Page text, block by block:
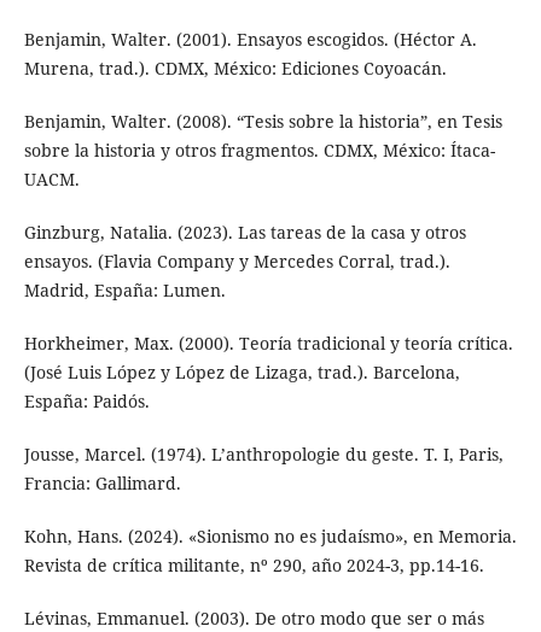
Benjamin, Walter. (2001). Ensayos escogidos. (Héctor A.
Murena, trad.). CDMX, México: Ediciones Coyoacán.
Benjamin, Walter. (2008). “Tesis sobre la historia”, en Tesis
sobre la historia y otros fragmentos. CDMX, México: Ítaca-
UACM.
Ginzburg, Natalia. (2023). Las tareas de la casa y otros
ensayos. (Flavia Company y Mercedes Corral, trad.).
Madrid, España: Lumen.
Horkheimer, Max. (2000). Teoría tradicional y teoría crítica.
(José Luis López y López de Lizaga, trad.). Barcelona,
España: Paidós.
Jousse, Marcel. (1974). L’anthropologie du geste. T. I, Paris,
Francia: Gallimard.
Kohn, Hans. (2024). «Sionismo no es judaísmo», en Memoria.
Revista de crítica militante, nº 290, año 2024-3, pp.14-16.
Lévinas, Emmanuel. (2003). De otro modo que ser o más